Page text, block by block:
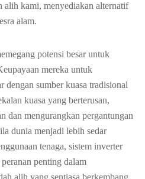
alih kami, menyediakan alternatif
alam.
potensi besar untuk
mereka untuk
dengan sumber kuasa tradisional
kuasa yang berterusan,
dan mengurangkan pergantungan
dunia menjadi lebih sedar
tenaga, sistem inverter
penting dalam
alih yang sentiasa berkembang.